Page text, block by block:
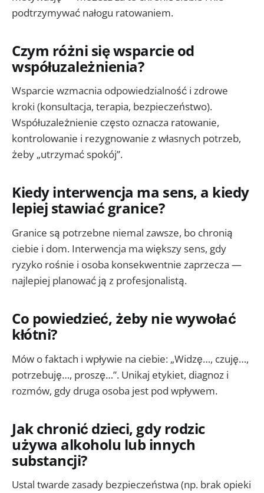
podtrzymywać nałogu ratowaniem.
Czym różni się wsparcie od
współuzależnienia?
Wsparcie wzmacnia odpowiedzialność i zdrowe
kroki (konsultacja, terapia, bezpieczeństwo).
Współuzależnienie często oznacza ratowanie,
kontrolowanie i rezygnowanie z własnych potrzeb,
żeby „utrzymać spokój”.
Kiedy interwencja ma sens, a kiedy
lepiej stawiać granice?
Granice są potrzebne niemal zawsze, bo chronią
ciebie i dom. Interwencja ma większy sens, gdy
ryzyko rośnie i osoba konsekwentnie zaprzecza —
najlepiej planować ją z profesjonalistą.
Co powiedzieć, żeby nie wywołać
kłótni?
Mów o faktach i wpływie na ciebie: „Widzę…, czuję…,
potrzebuję…, proszę…”. Unikaj etykiet, diagnoz i
rozmów, gdy druga osoba jest pod wpływem.
Jak chronić dzieci, gdy rodzic
używa alkoholu lub innych
substancji?
Ustal twarde zasady bezpieczeństwa (np. brak opieki